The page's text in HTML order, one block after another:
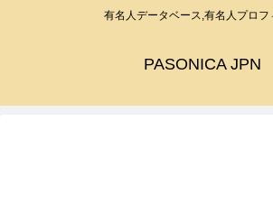
有名人データベース,有名人プロフ
PASONICA JPN